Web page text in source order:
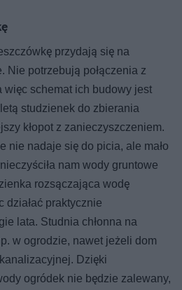
przydają się na
Nie potrzebują połączenia z
więc schemat ich budowy jest
studzienek do zbierania
kłopot z zanieczyszczeniem.
nie nadaje się do picia, ale mało
nam wody gruntowe
rozsączająca wodę
działać praktycznie
lata. Studnia chłonna na
w ogrodzie, nawet jeżeli dom
Dzięki
ogródek nie będzie zalewany,